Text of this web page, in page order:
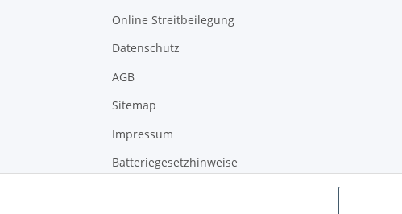
Online Streitbeilegung
Datenschutz
AGB
Sitemap
Impressum
Batteriegesetzhinweise